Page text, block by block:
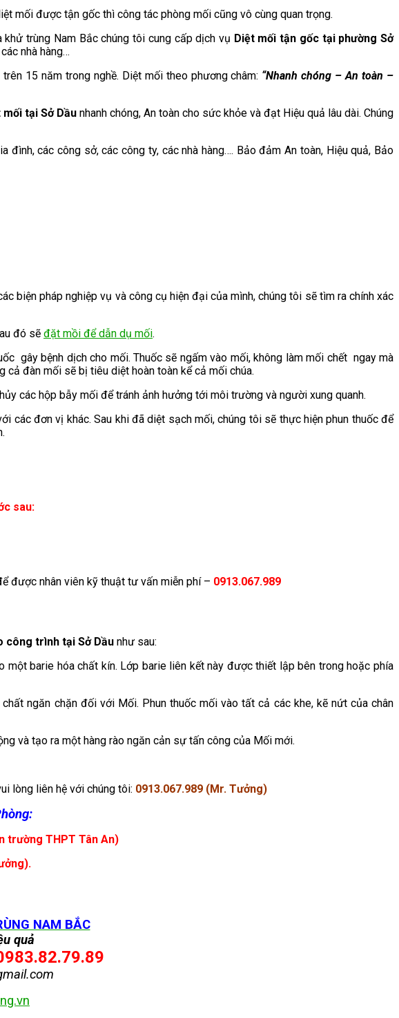
mối được tận gốc thì công tác phòng mối cũng vô cùng quan trọng.
trùng Nam Bắc chúng tôi cung cấp dịch vụ Diệt mối tận gốc tại phườngSở
nhà hàng…
15 năm trong nghề. Diệt mối theo phương châm: “Nhanh chóng – An toàn –
mối tại Sở Dầu nhanh chóng, An toàn cho sức khỏe và đạt Hiệu quả lâu dài. Chúng
các công sở, các công ty, các nhà hàng…. Bảo đảm An toàn, Hiệu quả, Bảo
biện pháp nghiệp vụ và công cụ hiện đại của mình, chúng tôi sẽ tìm ra chính xác
đó sẽ đặt mồi để dẫn dụ mối.
gây bệnh dịch cho mối. Thuốc sẽ ngấm vào mối, không làm mối chết ngay mà
cả đàn mối sẽ bị tiêu diệt hoàn toàn kể cả mối chúa.
các hộp bẫy mối để tránh ảnh hưởng tới môi trường và người xung quanh.
các đơn vị khác. Sau khi đã diệt sạch mối, chúng tôi sẽ thực hiện phun thuốc để
sau:
được nhân viên kỹ thuật tư vấn miễn phí – 0913.067.989
công trình tại Sở Dầu như sau:
một barie hóa chất kín. Lớp barie liên kết này được thiết lập bên trong hoặc phía
ngăn chặn đối với Mối. Phun thuốc mối vào tất cả các khe, kẽ nứt của chân
và tạo ra một hàng rào ngăn cản sự tấn công của Mối mới.
lòng liên hệ với chúng tôi: 0913.067.989 (Mr. Tưởng)
trường THPT Tân An)
NAM BẮC
quả